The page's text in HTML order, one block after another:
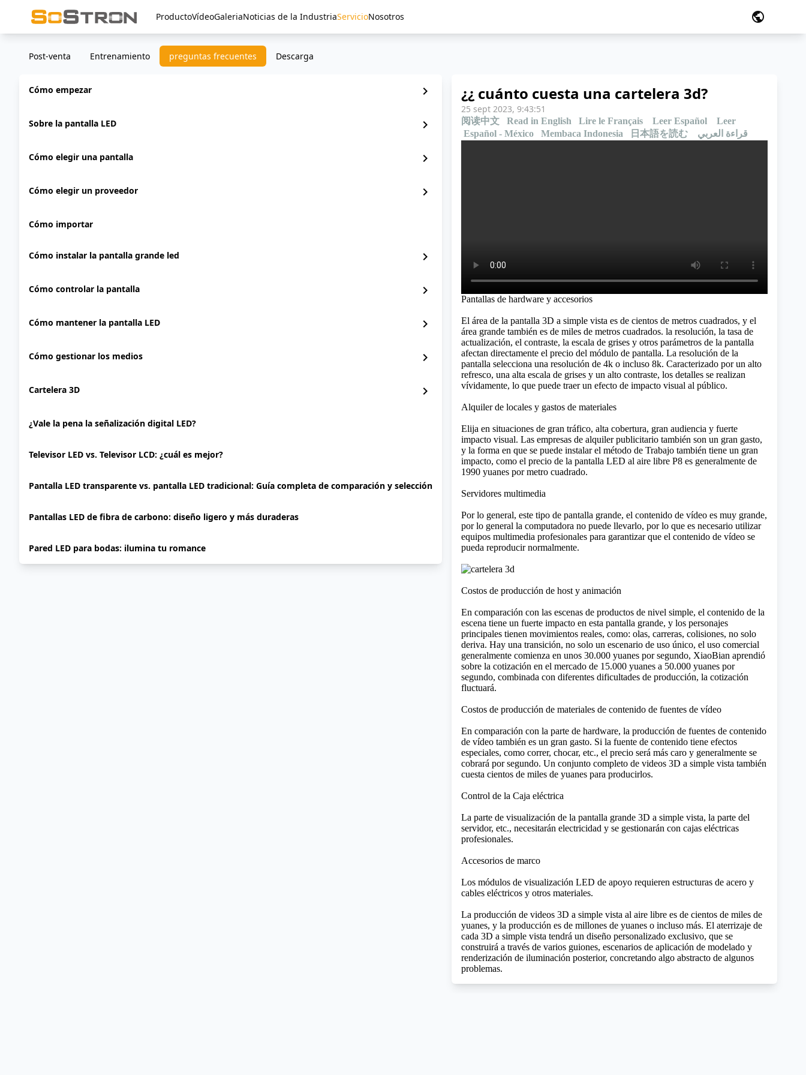
ProductoVídeoGaleriaNoticias de la IndustriaServicioNosotros public
Post-venta Entrenamiento preguntas frecuentes Descarga
Cómo empezar chevron_right
Sobre la pantalla LED chevron_right
Cómo elegir una pantalla chevron_right
Cómo elegir un proveedor chevron_right
Cómo importar
Cómo instalar la pantalla grande led chevron_right
Cómo controlar la pantalla chevron_right
Cómo mantener la pantalla LED chevron_right
Cómo gestionar los medios chevron_right
Cartelera 3D chevron_right
¿Vale la pena la señalización digital LED?
Televisor LED vs. Televisor LCD: ¿cuál es mejor?
Pantalla LED transparente vs. pantalla LED tradicional: Guía completa de comparación y selección
Pantallas LED de fibra de carbono: diseño ligero y más duraderas
Pared LED para bodas: ilumina tu romance
¿¿ cuánto cuesta una cartelera 3d?
25 sept 2023, 9:43:51
阅读中文 Read in English Lire le Français Leer Español
Leer
Español - México
Membaca Indonesia 日本語を読む قراءة العربي
Pantallas de hardware y accesorios
El área de la pantalla 3D a simple vista es de cientos de metros cuadrados, y el
área grande también es de miles de metros cuadrados. la resolución, la tasa de
actualización, el contraste, la escala de grises y otros parámetros de la pantalla
afectan directamente el precio del módulo de pantalla. La resolución de la
pantalla selecciona una resolución de 4k o incluso 8k. Caracterizado por un alto
refresco, una alta escala de grises y un alto contraste, los detalles se realizan
vívidamente, lo que puede traer un efecto de impacto visual al público.
Alquiler de locales y gastos de materiales
Elija en situaciones de gran tráfico, alta cobertura, gran audiencia y fuerte
impacto visual. Las empresas de alquiler publicitario también son un gran gasto,
y la forma en que se puede instalar el método de Trabajo también tiene un gran
impacto, como el precio de la pantalla LED al aire libre P8 es generalmente de
1990 yuanes por metro cuadrado.
Servidores multimedia
Por lo general, este tipo de pantalla grande, el contenido de vídeo es muy grande,
por lo general la computadora no puede llevarlo, por lo que es necesario utilizar
equipos multimedia profesionales para garantizar que el contenido de vídeo se
pueda reproducir normalmente.
Costos de producción de host y animación
En comparación con las escenas de productos de nivel simple, el contenido de la
escena tiene un fuerte impacto en esta pantalla grande, y los personajes
principales tienen movimientos reales, como: olas, carreras, colisiones, no solo
deriva. Hay una transición, no solo un escenario de uso único, el uso comercial
generalmente comienza en unos 30.000 yuanes por segundo, XiaoBian aprendió
sobre la cotización en el mercado de 15.000 yuanes a 50.000 yuanes por
segundo, combinada con diferentes dificultades de producción, la cotización
fluctuará.
Costos de producción de materiales de contenido de fuentes de vídeo
En comparación con la parte de hardware, la producción de fuentes de contenido
de vídeo también es un gran gasto. Si la fuente de contenido tiene efectos
especiales, como correr, chocar, etc., el precio será más caro y generalmente se
cobrará por segundo. Un conjunto completo de videos 3D a simple vista también
cuesta cientos de miles de yuanes para producirlos.
Control de la Caja eléctrica
La parte de visualización de la pantalla grande 3D a simple vista, la parte del
servidor, etc., necesitarán electricidad y se gestionarán con cajas eléctricas
profesionales.
Accesorios de marco
Los módulos de visualización LED de apoyo requieren estructuras de acero y
cables eléctricos y otros materiales.
La producción de videos 3D a simple vista al aire libre es de cientos de miles de
yuanes, y la producción es de millones de yuanes o incluso más. El aterrizaje de
cada 3D a simple vista tendrá un diseño personalizado exclusivo, que se
construirá a través de varios guiones, escenarios de aplicación de modelado y
renderización de iluminación posterior, concretando algo abstracto de algunos
problemas.